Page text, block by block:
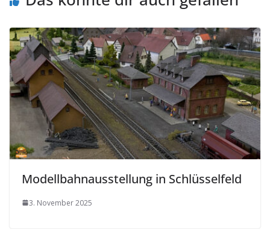
Modellbahnausstellung in Schlüsselfeld
3. November 2025